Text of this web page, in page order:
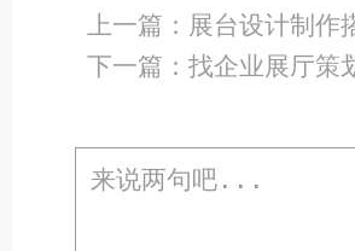
上一篇： 展台设计制作
下一篇：找企业展厅策